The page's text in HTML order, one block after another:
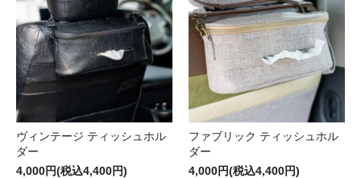
ヴィンテージ ティッシュホル
ダー
4,000円(税込4,400円)
ファブリック ティッシュホル
ダー
4,000円(税込4,400円)